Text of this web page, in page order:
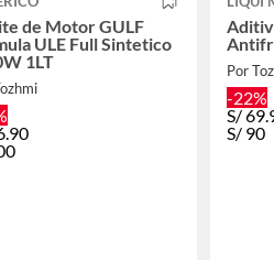
de Motor GULF
ULE Full Sintetico
1LT
Por
-22%
S/
S/ 90